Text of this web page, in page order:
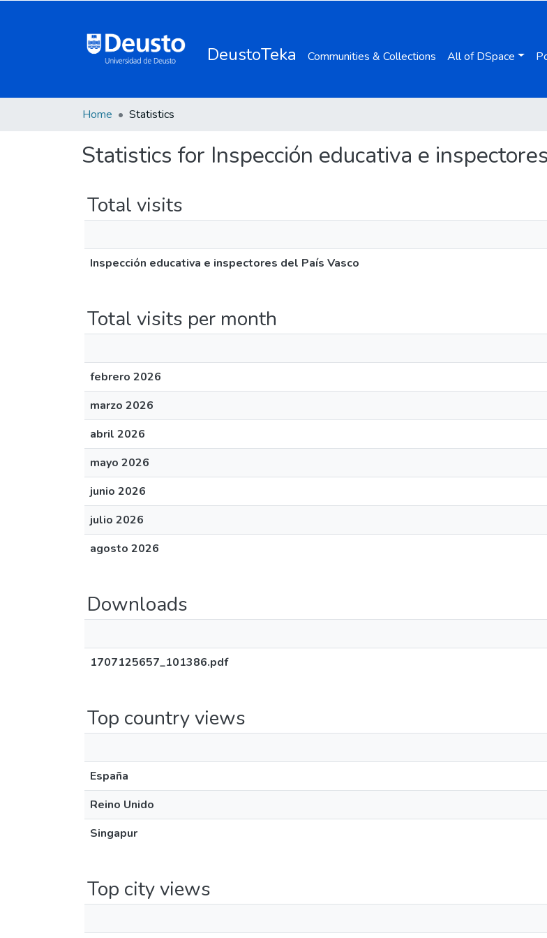
DeustoTeka Communities & Collections All of DSpace
Home Statistics
Statistics for Inspección educativa e
Total visits
Inspección educativa e inspectores del País Vasco
Total visits per month
febrero 2026
marzo 2026
abril 2026
mayo 2026
junio 2026
julio 2026
agosto 2026
Downloads
1707125657_101386.pdf
Top country views
España
Reino Unido
Singapur
Top city views